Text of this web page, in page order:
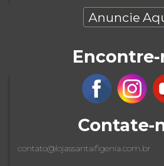
Anuncie
Contate-
contato@lojassantaifigenia.com.br